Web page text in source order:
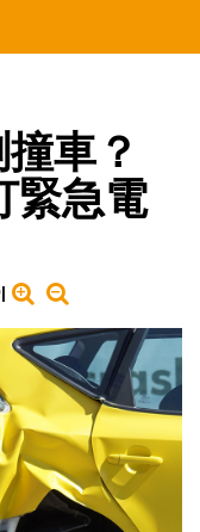
車？
緊急電
|